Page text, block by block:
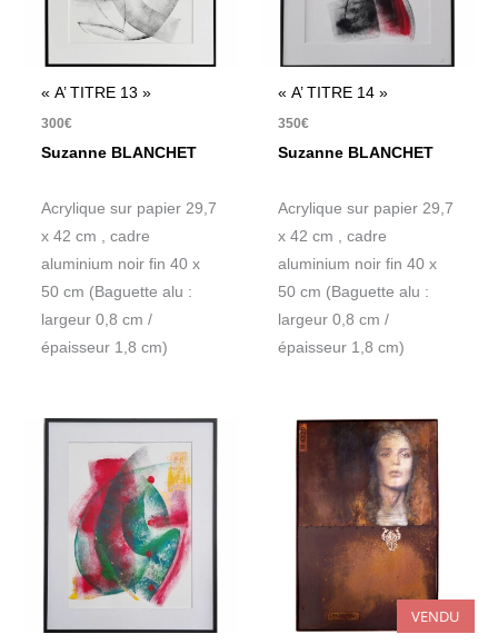
« A’ TITRE 13 »
300€
Suzanne BLANCHET
Acrylique sur papier 29,7
x 42 cm , cadre
aluminium noir fin 40 x
50 cm (Baguette alu :
largeur 0,8 cm /
épaisseur 1,8 cm)
« A’ TITRE 14 »
350€
Suzanne BLANCHET
Acrylique sur papier 29,7
x 42 cm , cadre
aluminium noir fin 40 x
50 cm (Baguette alu :
largeur 0,8 cm /
épaisseur 1,8 cm)
VENDU